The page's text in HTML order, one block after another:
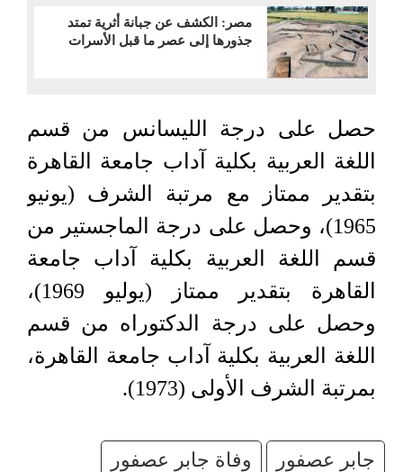
مصر: الكشف عن جبانة أثرية تمتد
جذورها إلى عصر ما قبل الأسرات
حصل على درجة الليسانس من قسم
اللغة العربية بكلية آداب جامعة القاهرة
بتقدير ممتاز مع مرتبة الشرف (يونيو
1965)، وحصل على درجة الماجستير من
قسم اللغة العربية بكلية آداب جامعة
القاهرة بتقدير ممتاز (يوليو 1969)،
وحصل على درجة الدكتوراه من قسم
اللغة العربية بكلية آداب جامعة القاهرة،
بمرتبة الشرف الأولى (1973).
جابر عصفور وفاة جابر عصفور